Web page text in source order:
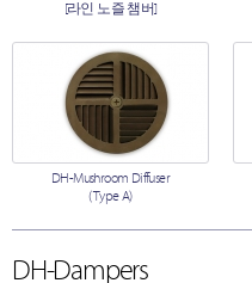
[라인 노즐 챔버]
DH-Mushroom Diffuser
(Type A)
DH-Dampers